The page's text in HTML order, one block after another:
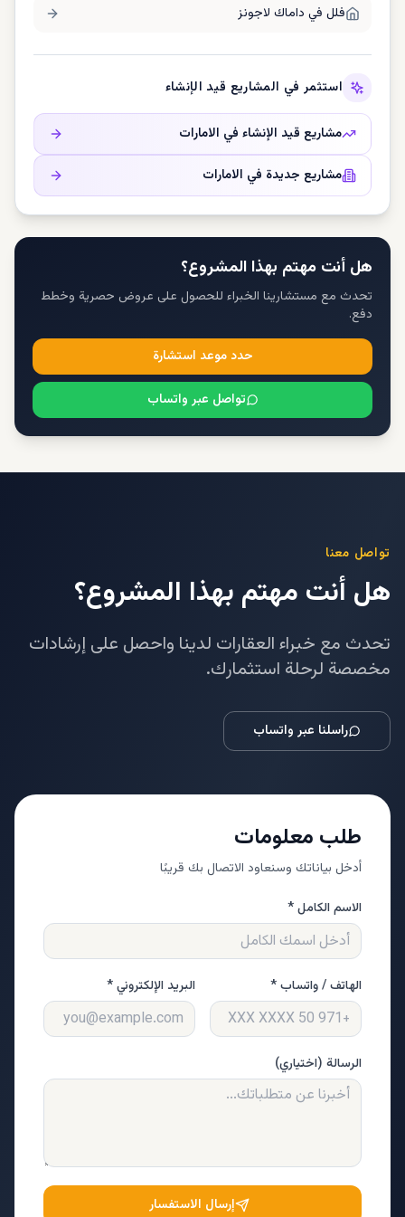
فلل في داماك لاجونز
استثمر في المشاريع قيد الإنشاء
مشاريع قيد الإنشاء في الامارات
مشاريع جديدة في الامارات
هل أنت مهتم بهذا المشروع؟
تحدث مع مستشارينا الخبراء للحصول على عروض حصرية وخطط
دفع.
حدد موعد استشارة
تواصل عبر واتساب
تواصل معنا
هل أنت مهتم بهذا المشروع؟
تحدث مع خبراء العقارات لدينا واحصل على إرشادات
مخصصة لرحلة استثمارك.
راسلنا عبر واتساب
طلب معلومات
أدخل بياناتك وسنعاود الاتصال بك قريبًا
الاسم الكامل *
الهاتف / واتساب * البريد الإلكتروني *
الرسالة (اختياري)
إرسال الاستفسار